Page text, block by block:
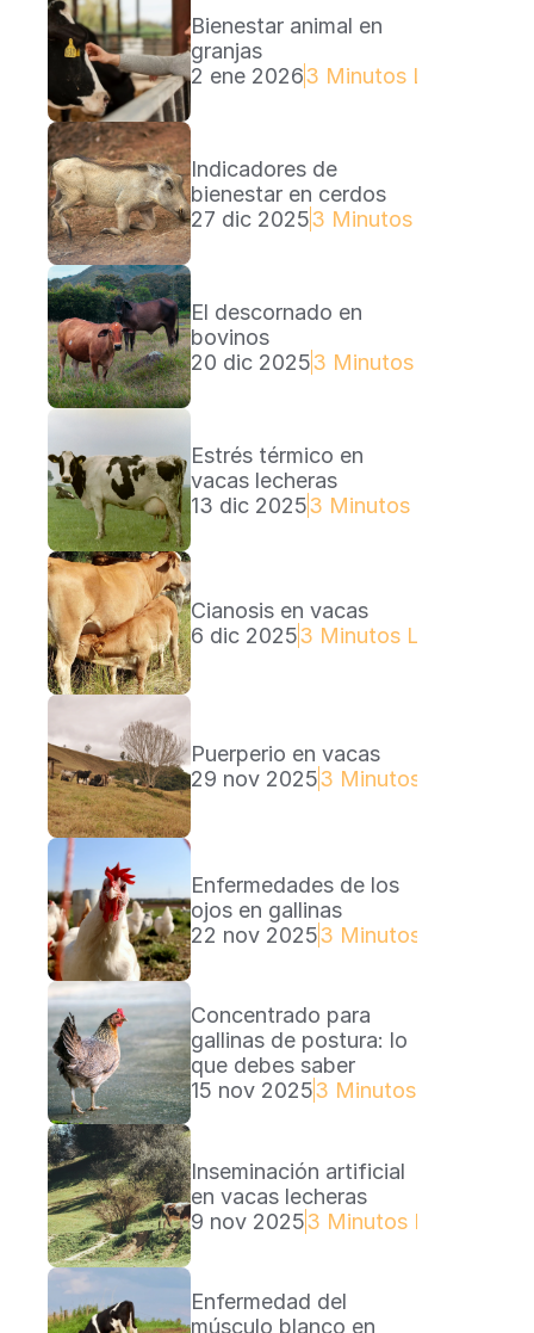
Bienestar animal en
granjas
2 ene 20263 Minutos Lectura
Indicadores de
bienestar en cerdos
27 dic 20253 Minutos Lectura
El descornado en
bovinos
20 dic 20253 Minutos Lectura
Estrés térmico en
vacas lecheras
13 dic 20253 Minutos Lectura
Cianosis en vacas
6 dic 20253 Minutos Lectura
Puerperio en vacas
29 nov 20253 Minutos Lectura
Enfermedades de los
ojos en gallinas
22 nov 20253 Minutos Lectura
Concentrado para
gallinas de postura: lo
que debes saber
15 nov 20253 Minutos Lectura
Inseminación artificial
en vacas lecheras
9 nov 20253 Minutos Lectura
Enfermedad del
músculo blanco en